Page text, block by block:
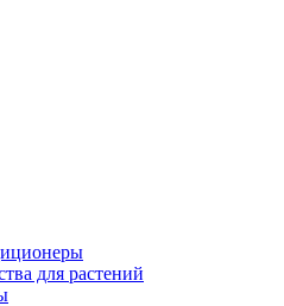
для растений